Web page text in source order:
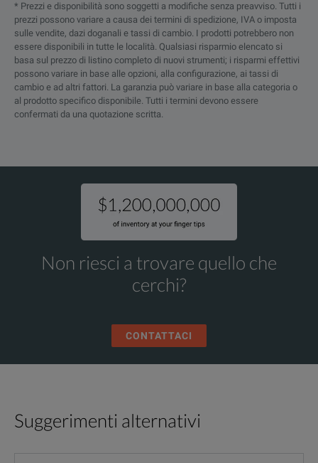
* Prezzi e disponibilità sono soggetti a modifiche senza preavviso. Tutti i
prezzi possono variare a causa dei termini di spedizione, IVA o imposta
sulle vendite, dazi doganali e tassi di cambio. I prodotti potrebbero non
essere disponibili in tutte le località. Qualsiasi risparmio elencato si
basa sul prezzo di listino completo di nuovi strumenti; i risparmi effettivi
possono variare in base alle opzioni, alla configurazione, ai tassi di
cambio e ad altri fattori. La garanzia può variare in base alla categoria o
al prodotto specifico disponibile. Tutti i termini devono essere
confermati da una quotazione scritta.
Non riesci a trovare quello che
cerchi?
CONTATTACI
Suggerimenti alternativi